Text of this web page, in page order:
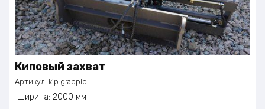
Киповый захват
Артикул: kip grapple
Ширина: 2000 мм